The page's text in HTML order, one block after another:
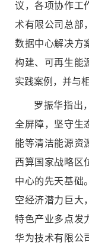
议，各项协作工
术有限公司总部
数据中心解决方
构建、可再生能
实践案例，并与
罗振华指出
全屏障，坚守生
能等清洁能源资
西算国家战略区
中心的先天基础
空经济潜力巨大
特色产业多点发
华为技术有限公